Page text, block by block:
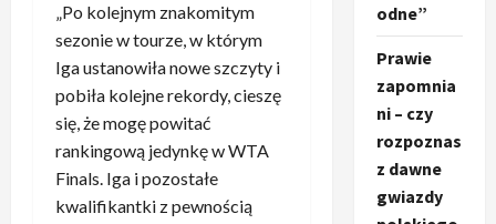
„Po kolejnym znakomitym
sezonie w tourze, w którym
Iga ustanowiła nowe szczyty i
pobiła kolejne rekordy, cieszę
się, że mogę powitać
rankingową jedynkę w WTA
Finals. Iga i pozostałe
kwalifikantki z pewnością
odne”
Prawie
zapomnia
ni – czy
rozpoznas
z dawne
gwiazdy